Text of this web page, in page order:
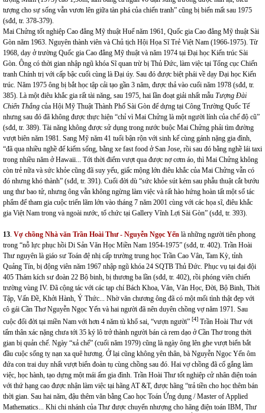
tượng cho sự sống vẫn vươn lên giữa tàn phá của chiến tranh” cũng bị biến mất sau 1975
(sđd, tr. 378-379).
Mai Chửng tốt nghiệp Cao đẳng Mỹ thuật Huế năm 1961, Quốc gia Cao đẳng Mỹ thuật Sài
Gòn năm 1963. Nguyên thành viên và Chủ tịch Hội Họa Sĩ Trẻ Việt Nam (1966-1975). Từ
1968, dạy ở trường Quốc gia Cao đẳng Mỹ thuật và năm 1974 tại Đại học Kiến trúc Sài
Gòn. Ông có thời gian nhập ngũ khóa Sĩ quan trừ bị Thủ Đức, làm việc tại Tổng cục Chiến
tranh Chính trị với cấp bậc cuối cùng là Đại úy. Sau đó được biệt phái về dạy Đại học Kiến
trúc. Năm 1975 ông bị bắt học tập cải tạo gần 3 năm, được thả vào cuối năm 1978 (sđd, tr.
385). Là một điêu khắc gia rất tài năng, sau 1975, hai lần đoạt giải nhất mẫu Tượng Đài
Chiến Thắng của Hội Mỹ Thuật Thành Phố Sài Gòn để dựng tại Công Trường Quốc Tế
nhưng sau đó đã không được thực hiện “chỉ vì Mai Chửng là một người lính của chế độ cũ”
(sđd, tr. 389). Tài năng không được sử dụng trong nước buộc Mai Chửng phải tìm đường
vượt biên năm 1981. Sang Mỹ năm 41 tuổi bận rộn với sinh kế cùng gánh nặng gia đình,
“đã qua nhiều nghề để kiếm sống, bằng xe fast food ở San Jose, rồi sau đó bằng nghề lái taxi
trong nhiều năm ở Hawaii... Tới thời điểm vượt qua được nợ cơm áo, thì Mai Chửng không
còn trẻ nữa và sức khỏe cũng đã suy yếu, giấc mộng lớn điêu khắc của Mai Chửng vẫn có
đó nhưng khó thành” (sđd, tr. 391). Cuối đời dù “sức khỏe sút kém sau phẫu thuật cắt bướu
ung thư bao tử, nhưng ông vẫn không ngừng làm việc và rất hào hứng hoàn tất một số tác
phẩm để tham gia cuộc triển lãm lớn vào tháng 7 năm 2001 cùng với các họa sĩ, điêu khắc
gia Việt Nam trong và ngoài nước, tổ chức tại Gallery Vĩnh Lợi Sài Gòn” (sđd, tr. 393).
13. Vợ chồng Nhà văn Trần Hoài Thư - Nguyễn Ngọc Yến là những người tiên phong
trong “nỗ lực phục hồi Di Sản Văn Học Miền Nam 1954-1975” (sđd, tr. 402). Trần Hoài
Thư nguyên là giáo sư Toán đệ nhị cấp trường trung học Trần Cao Vân, Tam Kỳ, tỉnh
Quảng Tín, bị động viên năm 1967 nhập ngũ khóa 24 SQTB Thủ Đức. Phục vụ tại đại đội
405 Thám kích sư đoàn 22 Bộ binh, bị thương ba lần (sđd, tr. 402), rồi phóng viên chiến
trường vùng IV. Đã cộng tác với các tạp chí Bách Khoa, Văn, Văn Học, Đời, Bộ Binh, Thời
Tập, Vấn Đề, Khởi Hành, Ý Thức... Nhờ văn chương ông đã có một mối tình thật đẹp với
cô gái Cần Thơ Nguyễn Ngọc Yến và hai người đã nên duyên chồng vợ năm 1971. Sau
cuộc đổi đời tại miền Nam với hơn 4 năm tù khổ sai, “vượn người” [4] Trần Hoài Thư với
tấm thân xác nặng chưa tới 35 ký lô trở thành người bán cà rem dạo ở Cần Thơ trong thời
gian bị quản chế. Ngày “xả chế” (cuối năm 1979) cũng là ngày ông lên ghe vượt biển bắt
đầu cuộc sống tỵ nạn xa quê hương. Ở lại cũng không yên thân, bà Nguyễn Ngọc Yến ôm
đứa con trai duy nhất vượt biển đoàn tụ cùng chồng sau đó. Hai vợ chồng đã cố gắng làm
việc, học hành, tạo dựng một mái ấm gia đình. Trần Hoài Thư tốt nghiệp cử nhân điện toán
với thứ hạng cao được nhận làm việc tại hãng AT &T, được hãng “trả tiền cho học thêm bán
thời gian. Sau hai năm, đậu thêm văn bằng Cao học Toán Ứng dụng / Master of Applied
Mathematics... Khi chi nhánh của Thư được chuyển nhượng cho hãng điện toán IBM, Thư